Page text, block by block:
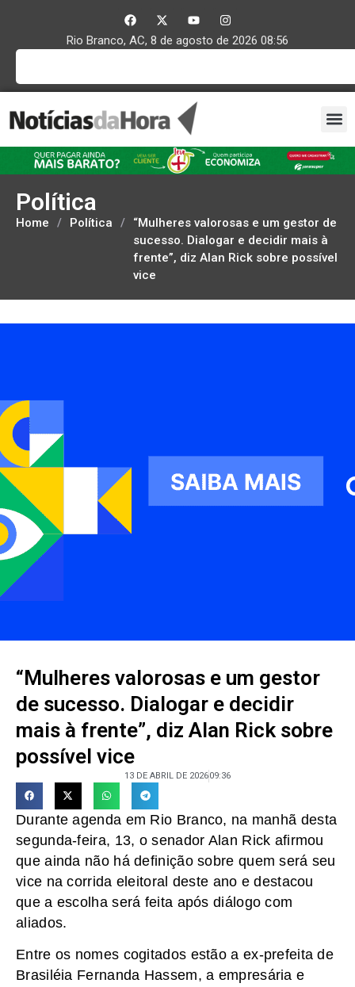
Rio Branco, AC, 8 de agosto de 2026 08:56
Política
Home / Política /
“Mulheres valorosas e um gestor de
sucesso. Dialogar e decidir mais à
frente”, diz Alan Rick sobre possível
vice
“Mulheres valorosas e um gestor
de sucesso. Dialogar e decidir
mais à frente”, diz Alan Rick sobre
possível vice
13 DE ABRIL DE 202609:36
Durante agenda em Rio Branco, na manhã desta
segunda-feira, 13, o senador Alan Rick afirmou
que ainda não há definição sobre quem será seu
vice na corrida eleitoral deste ano e destacou
que a escolha será feita após diálogo com
aliados.
Entre os nomes cogitados estão a ex-prefeita de
Brasiléia Fernanda Hassem, a empresária e